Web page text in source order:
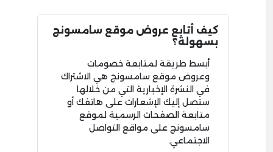
كيف أتابع عروض موقع سامسونج
بسهولة؟
أبسط طريقة لمتابعة خصومات
وعروض موقع سامسونج هي الاشتراك
في النشرة الإخبارية التي من خلالها
ستصل إليك الإشعارات على هاتفك أو
متابعة الصفحات الرسمية لموقع
سامسونج على مواقع التواصل
الاجتماعي.